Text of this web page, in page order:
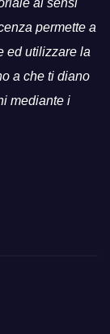
ai sensi
permette a
ed utilizzare la
a che ti diano
mediante i